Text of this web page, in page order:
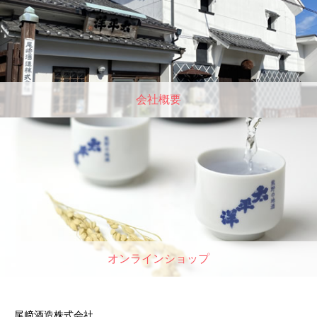
会社概要
オンラインショップ